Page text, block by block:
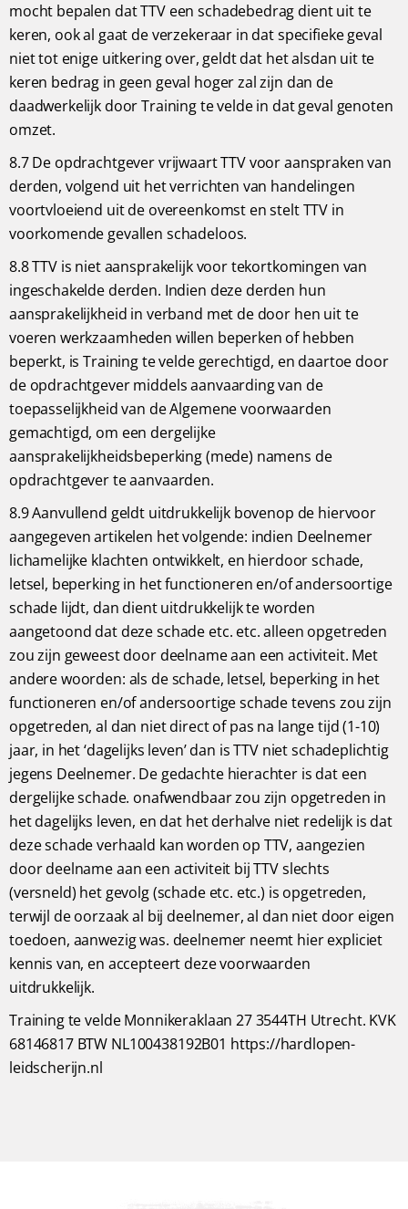
mocht bepalen dat TTV een schadebedrag dient uit te
keren, ook al gaat de verzekeraar in dat specifieke geval
niet tot enige uitkering over, geldt dat het alsdan uit te
keren bedrag in geen geval hoger zal zijn dan de
daadwerkelijk door Training te velde in dat geval genoten
omzet.
8.7 De opdrachtgever vrijwaart TTV voor aanspraken van
derden, volgend uit het verrichten van handelingen
voortvloeiend uit de overeenkomst en stelt TTV in
voorkomende gevallen schadeloos.
8.8 TTV is niet aansprakelijk voor tekortkomingen van
ingeschakelde derden. Indien deze derden hun
aansprakelijkheid in verband met de door hen uit te
voeren werkzaamheden willen beperken of hebben
beperkt, is Training te velde gerechtigd, en daartoe door
de opdrachtgever middels aanvaarding van de
toepasselijkheid van de Algemene voorwaarden
gemachtigd, om een dergelijke
aansprakelijkheidsbeperking (mede) namens de
opdrachtgever te aanvaarden.
8.9 Aanvullend geldt uitdrukkelijk bovenop de hiervoor
aangegeven artikelen het volgende: indien Deelnemer
lichamelijke klachten ontwikkelt, en hierdoor schade,
letsel, beperking in het functioneren en/of andersoortige
schade lijdt, dan dient uitdrukkelijk te worden
aangetoond dat deze schade etc. etc. alleen opgetreden
zou zijn geweest door deelname aan een activiteit. Met
andere woorden: als de schade, letsel, beperking in het
functioneren en/of andersoortige schade tevens zou zijn
opgetreden, al dan niet direct of pas na lange tijd (1-10)
jaar, in het ‘dagelijks leven’ dan is TTV niet schadeplichtig
jegens Deelnemer. De gedachte hierachter is dat een
dergelijke schade. onafwendbaar zou zijn opgetreden in
het dagelijks leven, en dat het derhalve niet redelijk is dat
deze schade verhaald kan worden op TTV, aangezien
door deelname aan een activiteit bij TTV slechts
(versneld) het gevolg (schade etc. etc.) is opgetreden,
terwijl de oorzaak al bij deelnemer, al dan niet door eigen
toedoen, aanwezig was. deelnemer neemt hier expliciet
kennis van, en accepteert deze voorwaarden
uitdrukkelijk.
Training te velde Monnikeraklaan 27 3544TH Utrecht. KVK
68146817 BTW NL100438192B01 https://hardlopen-
leidscherijn.nl